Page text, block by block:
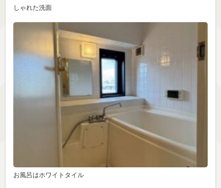
しゃれた洗面
お風呂はホワイトタイル